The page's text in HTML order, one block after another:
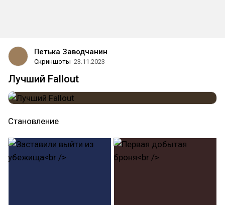
Петька Заводчанин
Скриншоты 23.11.2023
Лучший Fallout
Становление